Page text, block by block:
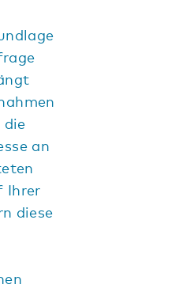
an
Ihrer
diese